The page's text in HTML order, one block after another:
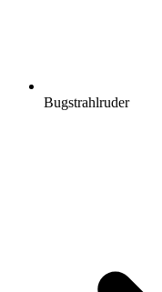
Bugstrahlruder